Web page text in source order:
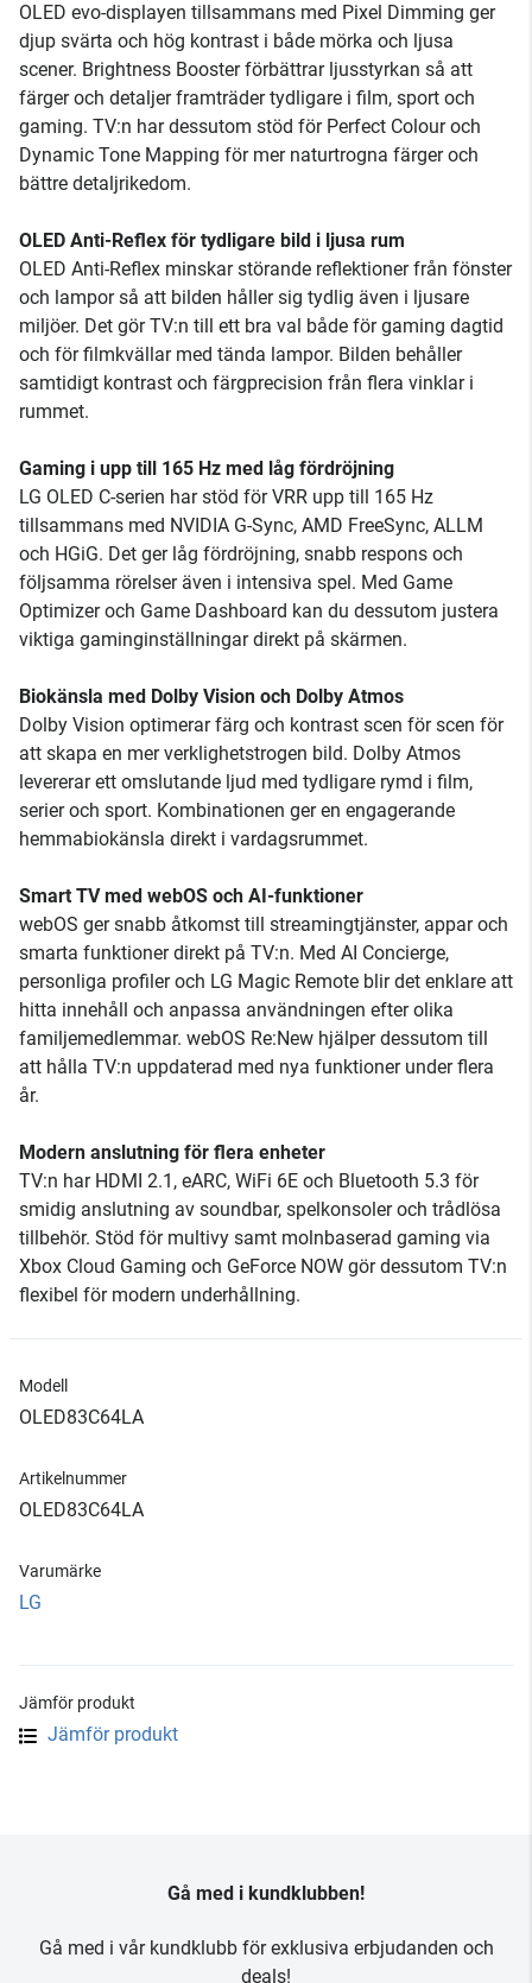
OLED evo-displayen tillsammans med Pixel Dimming ger
djup svärta och hög kontrast i både mörka och ljusa
scener. Brightness Booster förbättrar ljusstyrkan så att
färger och detaljer framträder tydligare i film, sport och
gaming. TV:n har dessutom stöd för Perfect Colour och
Dynamic Tone Mapping för mer naturtrogna färger och
bättre detaljrikedom.
OLED Anti-Reflex för tydligare bild i ljusa rum
OLED Anti-Reflex minskar störande reflektioner från fönster
och lampor så att bilden håller sig tydlig även i ljusare
miljöer. Det gör TV:n till ett bra val både för gaming dagtid
och för filmkvällar med tända lampor. Bilden behåller
samtidigt kontrast och färgprecision från flera vinklar i
rummet.
Gaming i upp till 165 Hz med låg fördröjning
LG OLED C-serien har stöd för VRR upp till 165 Hz
tillsammans med NVIDIA G-Sync, AMD FreeSync, ALLM
och HGiG. Det ger låg fördröjning, snabb respons och
följsamma rörelser även i intensiva spel. Med Game
Optimizer och Game Dashboard kan du dessutom justera
viktiga gaminginställningar direkt på skärmen.
Biokänsla med Dolby Vision och Dolby Atmos
Dolby Vision optimerar färg och kontrast scen för scen för
att skapa en mer verklighetstrogen bild. Dolby Atmos
levererar ett omslutande ljud med tydligare rymd i film,
serier och sport. Kombinationen ger en engagerande
hemmabiokänsla direkt i vardagsrummet.
Smart TV med webOS och AI-funktioner
webOS ger snabb åtkomst till streamingtjänster, appar och
smarta funktioner direkt på TV:n. Med AI Concierge,
personliga profiler och LG Magic Remote blir det enklare att
hitta innehåll och anpassa användningen efter olika
familjemedlemmar. webOS Re:New hjälper dessutom till
att hålla TV:n uppdaterad med nya funktioner under flera
år.
Modern anslutning för flera enheter
TV:n har HDMI 2.1, eARC, WiFi 6E och Bluetooth 5.3 för
smidig anslutning av soundbar, spelkonsoler och trådlösa
tillbehör. Stöd för multivy samt molnbaserad gaming via
Xbox Cloud Gaming och GeForce NOW gör dessutom TV:n
flexibel för modern underhållning.
Modell
OLED83C64LA
Artikelnummer
OLED83C64LA
Varumärke
LG
Jämför produkt
Jämför produkt
Gå med i kundklubben!
Gå med i vår kundklubb för exklusiva erbjudanden och
deals!